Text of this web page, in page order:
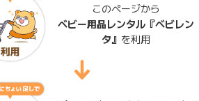
このページから
ベビー用品レンタル『ベビレン
タ』 を利用